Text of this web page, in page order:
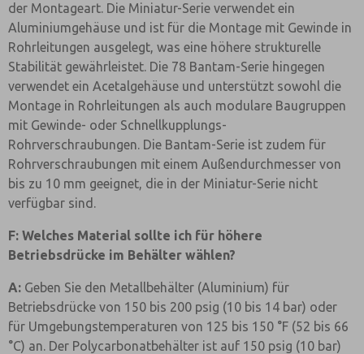
der Montageart. Die Miniatur-Serie verwendet ein
Aluminiumgehäuse und ist für die Montage mit Gewinde in
Rohrleitungen ausgelegt, was eine höhere strukturelle
Stabilität gewährleistet. Die 78 Bantam-Serie hingegen
verwendet ein Acetalgehäuse und unterstützt sowohl die
Montage in Rohrleitungen als auch modulare Baugruppen
mit Gewinde- oder Schnellkupplungs-
Rohrverschraubungen. Die Bantam-Serie ist zudem für
Rohrverschraubungen mit einem Außendurchmesser von
bis zu 10 mm geeignet, die in der Miniatur-Serie nicht
verfügbar sind.
F: Welches Material sollte ich für höhere
Betriebsdrücke im Behälter wählen?
A: Geben Sie den Metallbehälter (Aluminium) für
Betriebsdrücke von 150 bis 200 psig (10 bis 14 bar) oder
für Umgebungstemperaturen von 125 bis 150 °F (52 bis 66
°C) an. Der Polycarbonatbehälter ist auf 150 psig (10 bar)